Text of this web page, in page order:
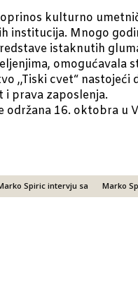
kulturno
institucija. Mnogo
istaknutih
omogućavala
,,Tiski cvet“ nastojeći
prava zaposlenja.
održana 16. oktobra u
Spiric intervju sa Marko